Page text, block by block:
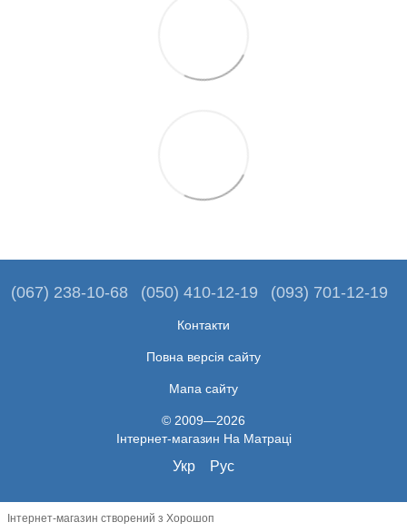
(067) 238-10-68 (050) 410-12-19 (093) 701-12-19
Контакти
Повна версія сайту
Мапа сайту
© 2009—2026
Iнтернет-магазин На Матраці
Укр Рус
Інтернет-магазин створений з Хорошоп